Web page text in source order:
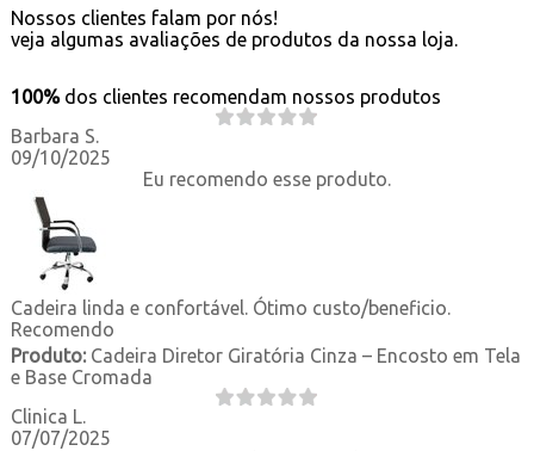
Nossos clientes falam por nós!
veja algumas avaliações de produtos da nossa loja.
100% dos clientes recomendam nossos produtos
Barbara S.
09/10/2025
Eu recomendo esse produto.
Cadeira linda e confortável. Ótimo custo/beneficio.
Recomendo
Produto:Cadeira Diretor Giratória Cinza – Encosto em Tela
e Base Cromada
Clinica L.
07/07/2025